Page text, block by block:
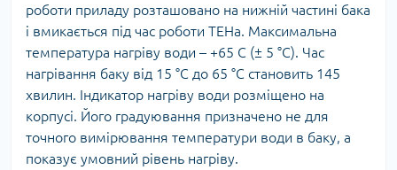
роботи приладу розташовано на нижній частині бака
і вмикається під час роботи ТЕНа. Максимальна
температура нагріву води – +65 С (± 5 °С). Час
нагрівання баку від 15 °С до 65 °С становить 145
хвилин. Індикатор нагріву води розміщено на
корпусі. Його градуювання призначено не для
точного вимірювання температури води в баку, а
показує умовний рівень нагріву.